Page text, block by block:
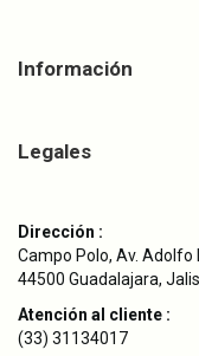
Información
Legales
Dirección :
Campo Polo, Av.
44500 Guadalajara,
Atención al cliente :
(33) 31134017